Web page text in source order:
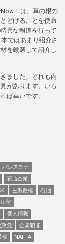
！は、草の根の
どけることを使命
異な報道を行って
ではあまり紹介さ
を厳選して紹介し
ました。どれも内
があります。いろ
ば幸いです。
パレスチナ
石油企業
左派政権
石油
化
個人情報
政党
企業犯罪
報 NAFTA